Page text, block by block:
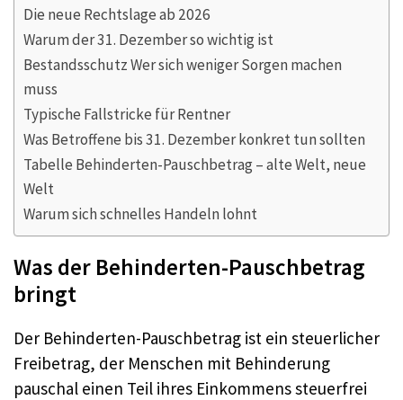
Die neue Rechtslage ab 2026
Warum der 31. Dezember so wichtig ist
Bestandsschutz Wer sich weniger Sorgen machen
muss
Typische Fallstricke für Rentner
Was Betroffene bis 31. Dezember konkret tun sollten
Tabelle Behinderten-Pauschbetrag – alte Welt, neue
Welt
Warum sich schnelles Handeln lohnt
Was der Behinderten-Pauschbetrag
bringt
Der Behinderten-Pauschbetrag ist ein steuerlicher
Freibetrag, der Menschen mit Behinderung
pauschal einen Teil ihres Einkommens steuerfrei